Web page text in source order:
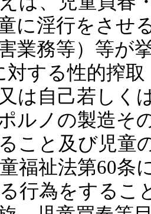
に淫行をさせ
業務等）等が
対する性的搾
は自己若しく
ルノの製造そ
こと及び児童
福祉法第60条
行為をするこ